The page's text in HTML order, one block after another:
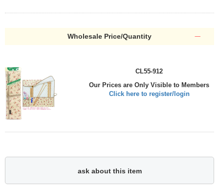
Wholesale Price/Quantity
CL55-912
Our Prices are Only Visible to Members
Click here to register/login
ask about this item